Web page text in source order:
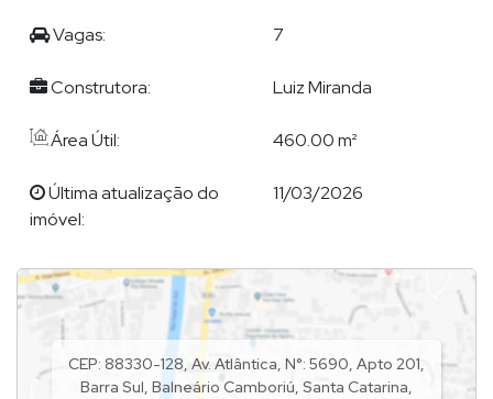
Sala de Jogos com Bar
Espaço Teens
Sistema de Som Ambiente
Internet Wi-Fi no Lazer e Hall de Entrada
Área Comum Finamente Mobiliada e Decorada
Vagas: 7
Construtora: Luiz Miranda
Área Útil: 460.00 m²
Última atualização do
imóvel:
11/03/2026
CEP: 88330-128, Av. Atlântica, N°: 5690, Apto 201,
Barra Sul, Balneário Camboriú, Santa Catarina,